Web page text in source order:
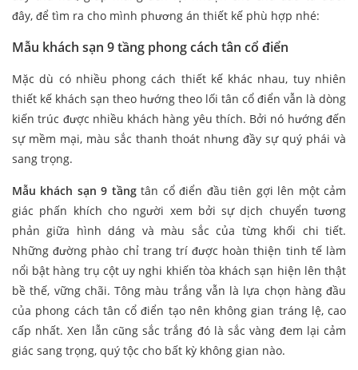
đây, để tìm ra cho mình phương án thiết kế phù hợp nhé:
Mẫu khách sạn 9 tầng phong cách tân cổ điển
Mặc dù có nhiều phong cách thiết kế khác nhau, tuy nhiên
thiết kế khách sạn theo hướng theo lối tân cổ điển vẫn là dòng
kiến trúc được nhiều khách hàng yêu thích. Bởi nó hướng đến
sự mềm mại, màu sắc thanh thoát nhưng đầy sự quý phái và
sang trọng.
Mẫu khách sạn 9 tầngtân cổ điển đầu tiên gợi lên một cảm
giác phấn khích cho người xem bởi sự dịch chuyển tương
phản giữa hình dáng và màu sắc của từng khối chi tiết.
Những đường phào chỉ trang trí được hoàn thiện tinh tế làm
nổi bật hàng trụ cột uy nghi khiến tòa khách sạn hiện lên thật
bề thế, vững chãi. Tông màu trắng vẫn là lựa chọn hàng đầu
của phong cách tân cổ điển tạo nên không gian tráng lệ, cao
cấp nhất. Xen lẫn cũng sắc trắng đó là sắc vàng đem lại cảm
giác sang trọng, quý tộc cho bất kỳ không gian nào.